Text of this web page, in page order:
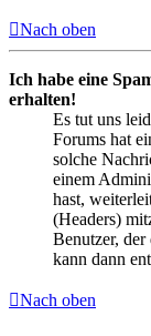
Nach oben
Ich habe eine
erhalten!
Es tut uns
Forums hat
solche
einem
hast,
(Headers)
Benutzer,
kann dann
Nach oben